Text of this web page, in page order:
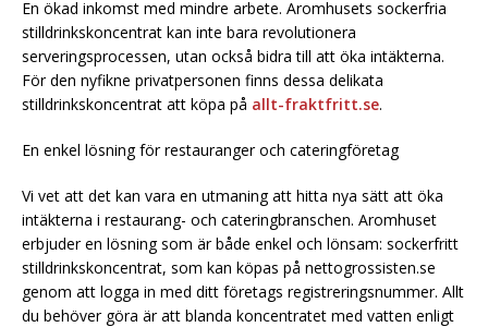
En ökad inkomst med mindre arbete. Aromhusets sockerfria
stilldrinkskoncentrat kan inte bara revolutionera
serveringsprocessen, utan också bidra till att öka intäkterna.
För den nyfikne privatpersonen finns dessa delikata
stilldrinkskoncentrat att köpa på allt-fraktfritt.se.
En enkel lösning för restauranger och cateringföretag
Vi vet att det kan vara en utmaning att hitta nya sätt att öka
intäkterna i restaurang- och cateringbranschen. Aromhuset
erbjuder en lösning som är både enkel och lönsam: sockerfritt
stilldrinkskoncentrat, som kan köpas på nettogrossisten.se
genom att logga in med ditt företags registreringsnummer. Allt
du behöver göra är att blanda koncentratet med vatten enligt